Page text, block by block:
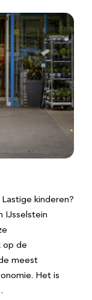
kinderen?
IJsselstein
op de
meest
Het is